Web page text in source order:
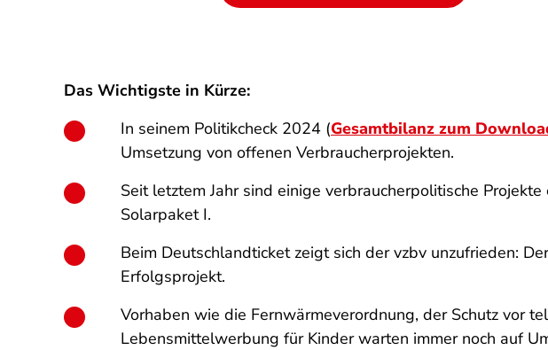
Das Wichtigste in Kürze:
In seinem Politikcheck 2024 (Gesamtbilanz zum
Umsetzung von offenen Verbraucherprojekten.
Seit letztem Jahr sind einige verbraucherpolitische
Solarpaket I.
Beim Deutschlandticket zeigt sich der vzbv unzufrieden:
Erfolgsprojekt.
Vorhaben wie die Fernwärmeverordnung, der Schutz vor
Lebensmittelwerbung für Kinder warten immer noch auf